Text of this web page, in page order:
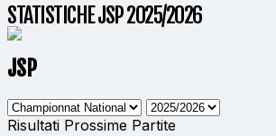
STATISTICHE JSP 2025/2026
JSP
Risultati Prossime Partite